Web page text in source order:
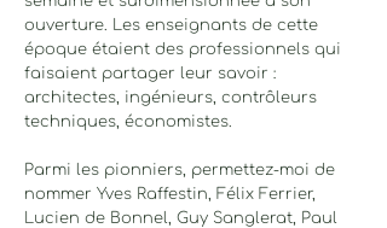
ouverture. Les enseignants de cette
époque étaient des professionnels qui
faisaient partager leur savoir :
architectes, ingénieurs, contrôleurs
techniques, économistes.
Parmi les pionniers, permettez-moi de
nommer Yves Raffestin, Félix Ferrier,
Lucien de Bonnel, Guy Sanglerat, Paul